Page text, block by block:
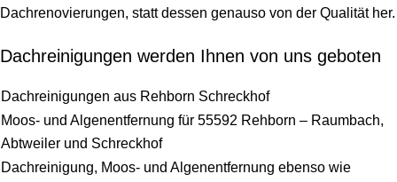
Dachrenovierungen, statt dessen genauso von der Qualität her.
Dachreinigungen werden Ihnen von uns geboten
Dachreinigungen aus Rehborn Schreckhof
Moos- und Algenentfernung für 55592 Rehborn – Raumbach,
Abtweiler und Schreckhof
Dachreinigung, Moos- und Algenentfernung ebenso wie